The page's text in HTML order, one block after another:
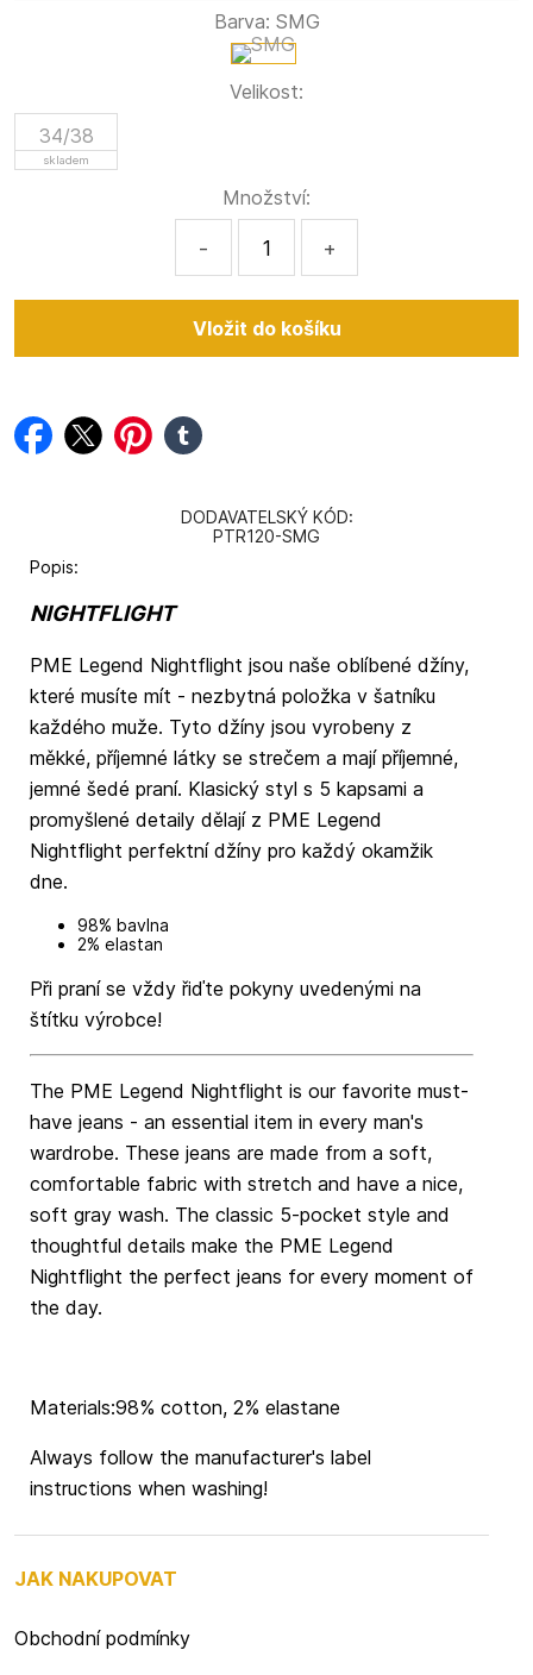
Barva: SMG
Velikost:
34/38
skladem
Množství:
- +
facebook
twitterpinterest
tumblr
DODAVATELSKÝ KÓD:
PTR120-SMG
Popis:
NIGHTFLIGHT
PME Legend Nightflight jsou naše oblíbené džíny,
které musíte mít - nezbytná položka v šatníku
každého muže. Tyto džíny jsou vyrobeny z
měkké, příjemné látky se strečem a mají příjemné,
jemné šedé praní. Klasický styl s 5 kapsami a
promyšlené detaily dělají z PME Legend
Nightflight perfektní džíny pro každý okamžik
dne.
98% bavlna
2% elastan
Při praní se vždy řiďte pokyny uvedenými na
štítku výrobce!
The PME Legend Nightflight is our favorite must-
have jeans - an essential item in every man's
wardrobe. These jeans are made from a soft,
comfortable fabric with stretch and have a nice,
soft gray wash. The classic 5-pocket style and
thoughtful details make the PME Legend
Nightflight the perfect jeans for every moment of
the day.
Materials:98% cotton, 2% elastane
Always follow the manufacturer's label
instructions when washing!
JAK NAKUPOVAT
Obchodní podmínky